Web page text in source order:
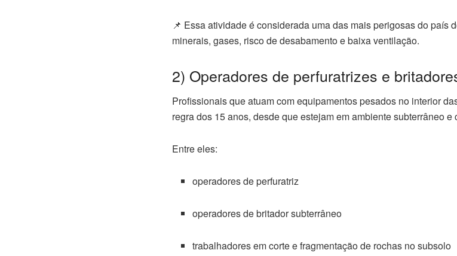
📌 Essa atividade é considerada uma das mais perigosas do país
minerais, gases, risco de desabamento e baixa ventilação.
2) Operadores de perfuratrizes e
Profissionais que atuam com equipamentos pesados no interior
regra dos 15 anos, desde que estejam em ambiente subterrâneo
Entre eles:
operadores de perfuratriz
operadores de britador subterrâneo
trabalhadores em corte e fragmentação de rochas no subsolo